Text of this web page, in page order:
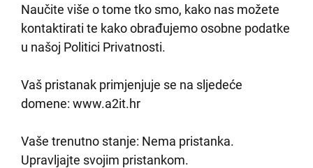
Naučite više o tome tko smo, kako nas možete
kontaktirati te kako obrađujemo osobne podatke
u našoj Politici Privatnosti.
Vaš pristanak primjenjuje se na sljedeće
domene: www.a2it.hr
Vaše trenutno stanje: Nema pristanka.
Upravljajte svojim pristankom.